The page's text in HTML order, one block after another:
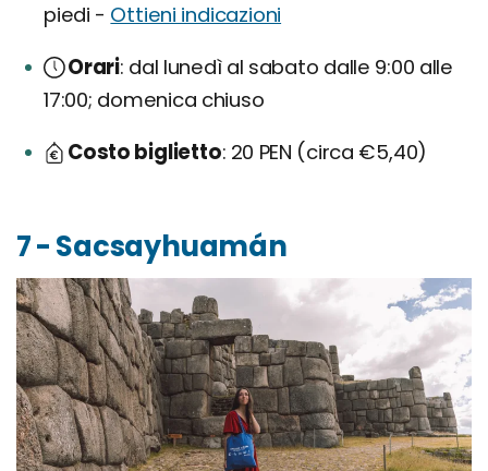
piedi - Ottieni indicazioni
Orari dal lunedì al sabato dalle 9:00 alle
17:00; domenica chiuso
Costo biglietto 20 PEN (circa €5,40)
7 - Sacsayhuamán